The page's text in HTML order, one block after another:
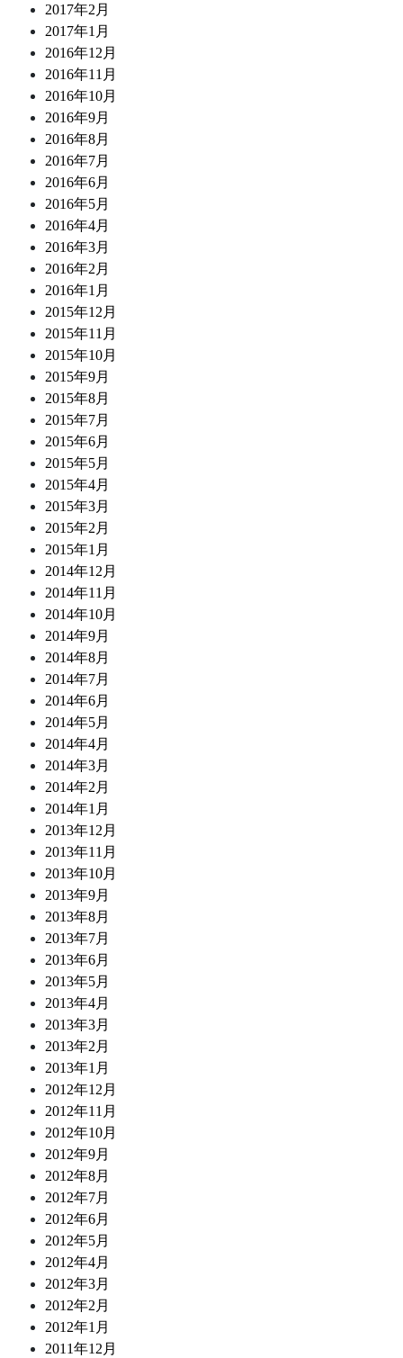
2017年2月
2017年1月
2016年12月
2016年11月
2016年10月
2016年9月
2016年8月
2016年7月
2016年6月
2016年5月
2016年4月
2016年3月
2016年2月
2016年1月
2015年12月
2015年11月
2015年10月
2015年9月
2015年8月
2015年7月
2015年6月
2015年5月
2015年4月
2015年3月
2015年2月
2015年1月
2014年12月
2014年11月
2014年10月
2014年9月
2014年8月
2014年7月
2014年6月
2014年5月
2014年4月
2014年3月
2014年2月
2014年1月
2013年12月
2013年11月
2013年10月
2013年9月
2013年8月
2013年7月
2013年6月
2013年5月
2013年4月
2013年3月
2013年2月
2013年1月
2012年12月
2012年11月
2012年10月
2012年9月
2012年8月
2012年7月
2012年6月
2012年5月
2012年4月
2012年3月
2012年2月
2012年1月
2011年12月